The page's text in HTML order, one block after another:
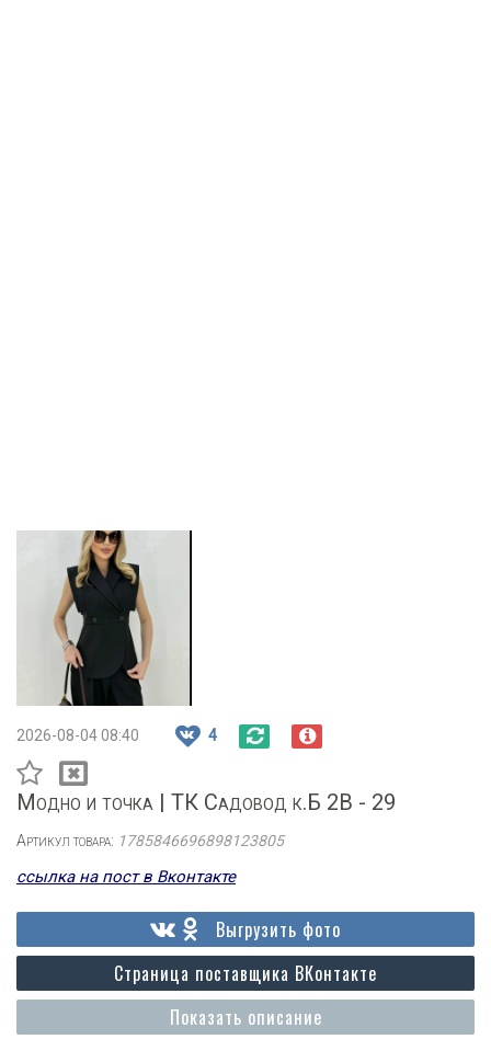
2026-08-04 08:40 4
Модно и точка | ТК Садовод к.Б 2В - 29
Артикул товара: 1785846696898123805
ссылка на пост в Вконтакте
Показать описание
Страница поставщика ВКонтакте
Выгрузить фото